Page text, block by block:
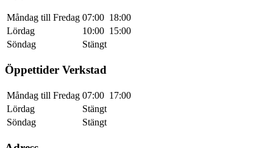
Måndag till Fredag 07:00 18:00
Lördag
10:00 15:00
Söndag
Stängt
Öppettider Verkstad
Måndag till Fredag 07:00 17:00
Lördag
Stängt
Söndag
Stängt